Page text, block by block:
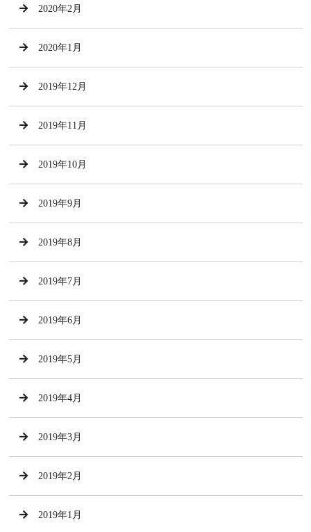
2020年2月
2020年1月
2019年12月
2019年11月
2019年10月
2019年9月
2019年8月
2019年7月
2019年6月
2019年5月
2019年4月
2019年3月
2019年2月
2019年1月